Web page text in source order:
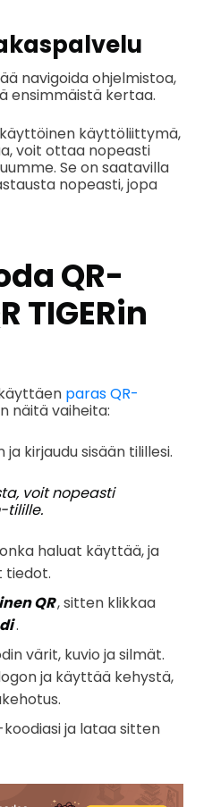
navigoida ohjelmistoa,
ensimmäistä kertaa.
käyttöliittymä,
voit ottaa nopeasti
Se on saatavilla
nopeasti, jopa
QR-
TIGERin
paras QR-
näitä vaiheita:
ja kirjaudu sisään tilillesi.
voit nopeasti
tilille.
haluat käyttää, ja
tiedot.
QR, sitten klikkaa
.
värit, kuvio ja silmät.
ja käyttää kehystä,
ja lataa sitten